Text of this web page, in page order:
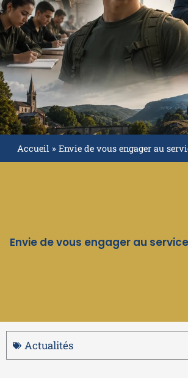
Accueil » Envie de vous engager au
Envie de vous engager au
Actualités